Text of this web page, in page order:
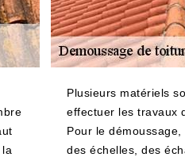
Plusieurs matériels
effectuer les travaux
Pour le
des échelles, des